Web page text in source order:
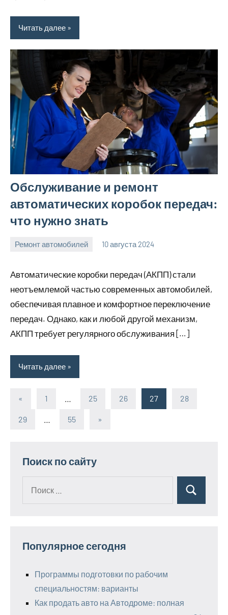
Читать далее
Обслуживание и ремонт
автоматических коробок передач:
что нужно знать
Ремонт автомобилей 10 августа 2024
Автоматические коробки передач (АКПП) стали
неотъемлемой частью современных автомобилей,
обеспечивая плавное и комфортное переключение
передач. Однако, как и любой другой механизм,
АКПП требует регулярного обслуживания […]
Читать далее
«
Предыдущие
1 25 26 27 28
29 55
Следующие
»
Поиск по сайту
Поиск
Популярное сегодня
Программы подготовки по рабочим
специальностям: варианты
Как продать авто на Автодроме: полная